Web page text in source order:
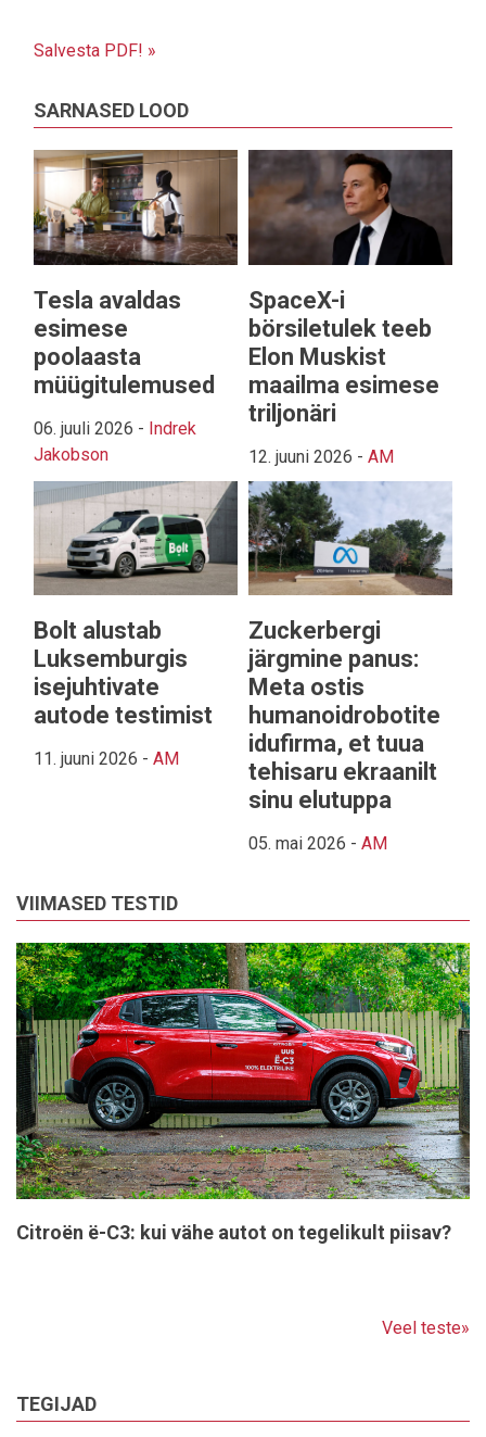
Salvesta PDF! »
SARNASED LOOD
Tesla avaldas
esimese
poolaasta
müügitulemused
06. juuli 2026 - Indrek
Jakobson
SpaceX-i
börsiletulek teeb
Elon Muskist
maailma esimese
triljonäri
12. juuni 2026 - AM
Bolt alustab
Luksemburgis
isejuhtivate
autode testimist
11. juuni 2026 - AM
Zuckerbergi
järgmine panus:
Meta ostis
humanoidrobotite
idufirma, et tuua
tehisaru ekraanilt
sinu elutuppa
05. mai 2026 - AM
VIIMASED TESTID
Citroën ë-C3: kui vähe autot on tegelikult piisav?
Veel teste»
TEGIJAD